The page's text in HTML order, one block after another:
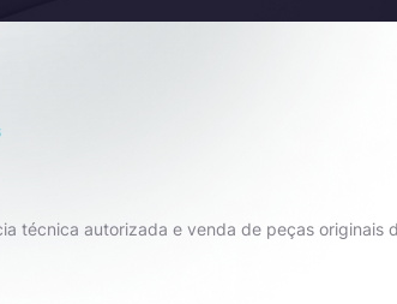
técnica autorizada e venda de peças originais